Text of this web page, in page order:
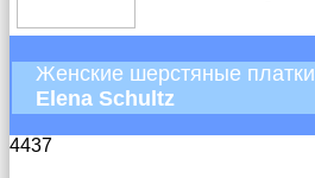
Женские шерстяные платки
Elena Schultz
4437